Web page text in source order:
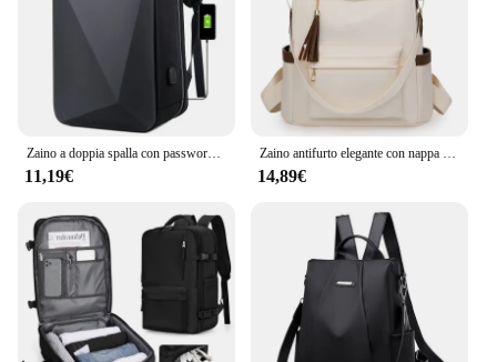
11,19€ 14,89€